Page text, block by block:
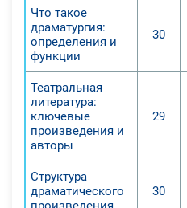
Что такое
драматургия:
определения и
функции
30
Театральная
литература:
ключевые
произведения и
авторы
29
Структура
драматического
30